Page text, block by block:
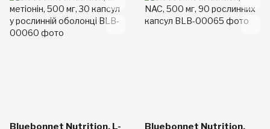
Bluebonnet Nutrition, L-
Bluebonnet Nutrition,